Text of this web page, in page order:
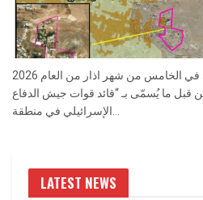
أصدر جيش الاحتلال الإسرائيلي في الخامس من شهر اذار من العام 2026
قبل ما يُسمّى بـ “قائد قوات جيش الدفاع
الإسرائيلي في منطقة...
LATEST NEWS